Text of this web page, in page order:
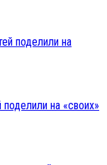
на «своих»